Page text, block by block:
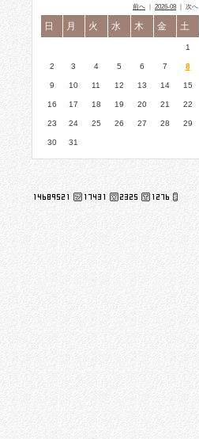
前へ 2026-08 ｜ 次へ
日 月 火 水 木 金 土
1
2 3 4 5 6 7 8
9 10 11 12 13 14 15
16 17 18 19 20 21 22
23 24 25 26 27 28 29
30 31